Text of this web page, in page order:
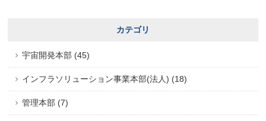
カテゴリ
宇宙開発本部 (45)
インフラソリューション事業本部(法人) (18)
管理本部 (7)